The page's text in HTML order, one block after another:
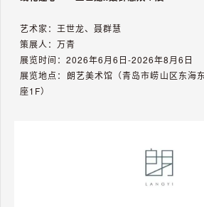
2025年1月1日，《我是聂隐娘》系列作品参加
恩来美术馆，宋庄
2024/2025 ARTBOX项目意大利 Civico23画
2025年5月21-22《flora》系列作品参加国
2025年6月27--7月14日，《中墨艺术作品
艺术家：王世龙、聂群慧
策展人：万青
展览时间：2026年6月6日-2026年8月6日
展览地点：朗艺美术馆（青岛市崂山区东海
座1F）